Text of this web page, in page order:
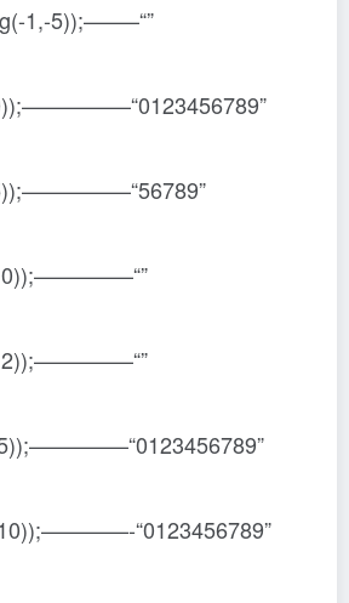
1,-5));——–“”
“0123456789”